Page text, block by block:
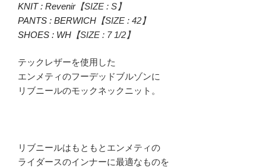
KNIT : Revenir【SIZE : S】
PANTS : BERWICH 【SIZE : 42】
SHOES : WH 【SIZE : 7 1/2】
テックレザーを使用した
エンメティのフーデッドブルゾンに
リブニールのモックネックニット。
リブニールはもともとエンメティの
ライダースのインナーに最適なものを